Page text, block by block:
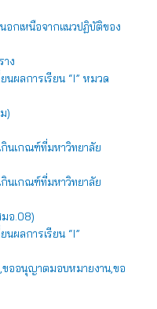
กเหนือจากแนวปฏิบัติของ
ง
นผลการเรียน “I” หมวด
)
นเกณฑ์ที่มหาวิทยาลัย
นเกณฑ์ที่มหาวิทยาลัย
อ.08)
นผลการเรียน “I”
ออนุญาตมอบหมายงาน,ขอ